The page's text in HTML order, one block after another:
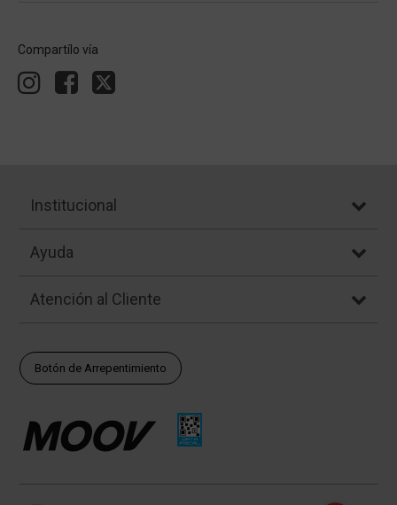
Compartílo vía
Institucional
Ayuda
Atención al Cliente
Botón de Arrepentimiento